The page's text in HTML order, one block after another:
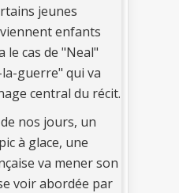
jeunes
enfants
le cas de "Neal"
guerre" qui va
central du récit.
nos jours, un
à glace, une
va mener son
voir abordée par